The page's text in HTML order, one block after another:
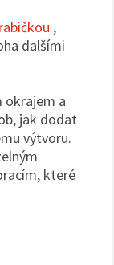
,
dalšími
okrajem a
jak dodat
výtvoru.
které